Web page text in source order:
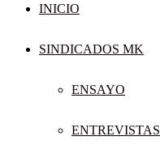
INICIO
SINDICADOS MK
ENSAYO
ENTREVISTAS